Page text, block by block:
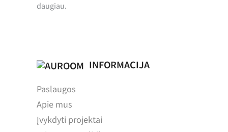
daugiau.
INFORMACIJA
Paslaugos
Apie mus
Įvykdyti projektai